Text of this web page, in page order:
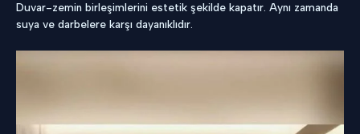
Duvar-zemin birleşimlerini estetik şekilde kapatır. Aynı zamanda
suya ve darbelere karşı dayanıklıdır.